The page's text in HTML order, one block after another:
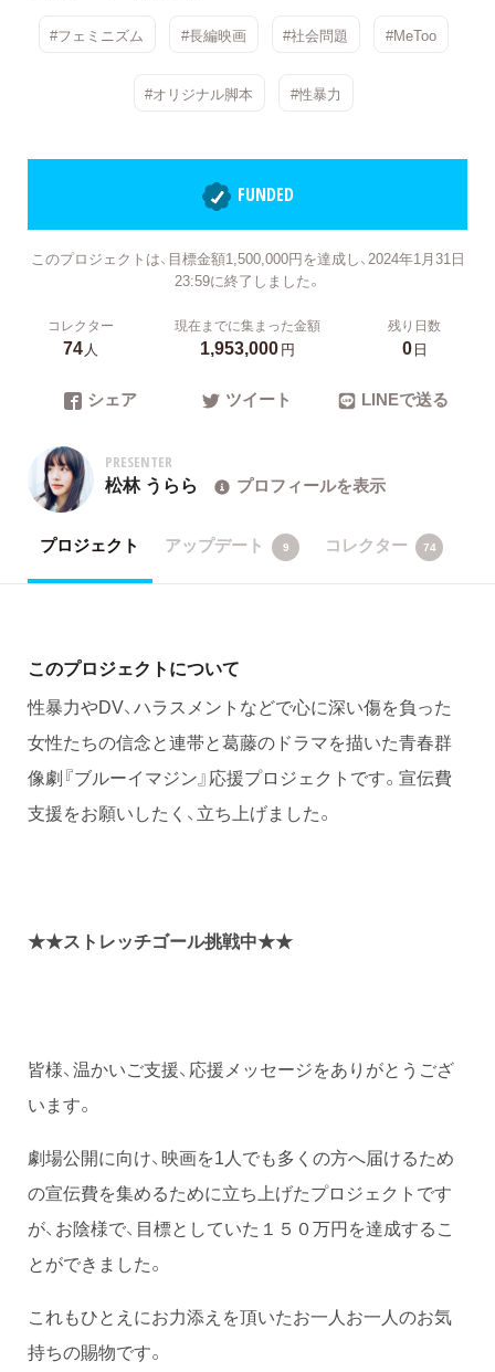
#フェミニズム #長編映画 #社会問題 #MeToo
#オリジナル脚本 #性暴力
FUNDED
このプロジェクトは、目標金額1,500,000円を達成し、2024年1月31日
23:59に終了しました。
コレクター
74人
現在までに集まった金額
1,953,000円
残り日数
0日
シェア ツイート LINEで送る
PRESENTER
松林 うらら プロフィールを表示
プロジェクト アップデート 9 コレクター 74
このプロジェクトについて
性暴力やDV、ハラスメントなどで心に深い傷を負った
女性たちの信念と連帯と葛藤のドラマを描いた青春群
像劇『ブルーイマジン』応援プロジェクトです。宣伝費
支援をお願いしたく、立ち上げました。
★★ストレッチゴール挑戦中★★
皆様、温かいご支援、応援メッセージをありがとうござ
います。
劇場公開に向け、映画を1人でも多くの方へ届けるため
の宣伝費を集めるために立ち上げたプロジェクトです
が、お陰様で、目標としていた１５０万円を達成するこ
とができました。
これもひとえにお力添えを頂いたお一人お一人のお気
持ちの賜物です。